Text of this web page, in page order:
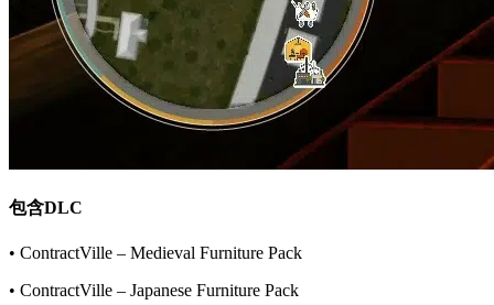
包含DLC
• ContractVille – Medieval Furniture Pack
• ContractVille – Japanese Furniture Pack